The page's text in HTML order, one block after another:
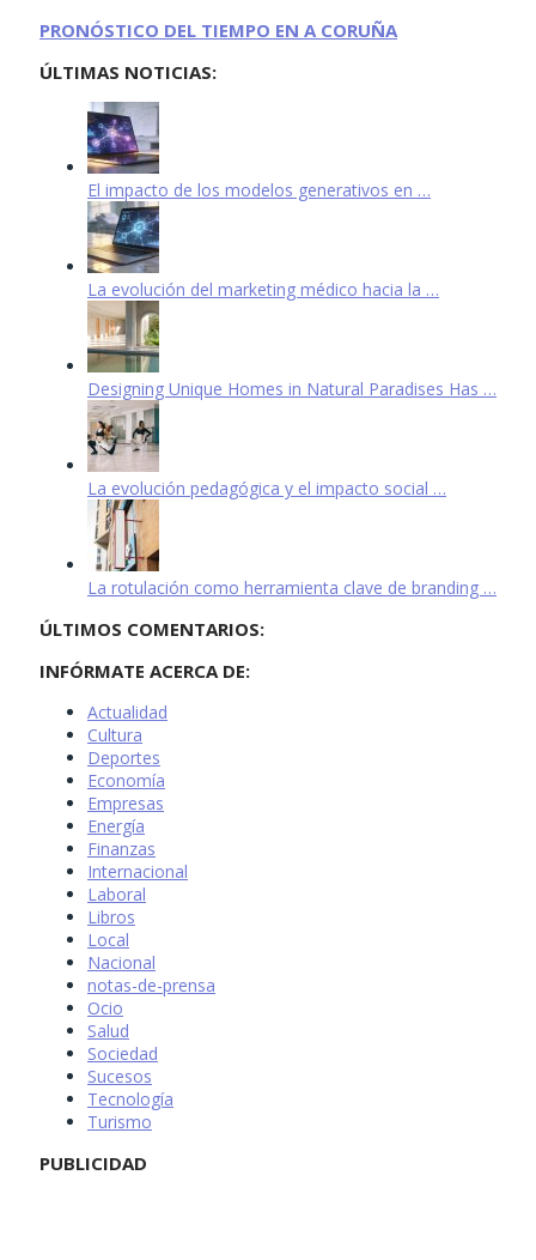
PRONÓSTICO DEL TIEMPO EN A CORUÑA
ÚLTIMAS NOTICIAS:
El impacto de los modelos generativos en …
La evolución del marketing médico hacia la …
Designing Unique Homes in Natural Paradises Has …
La evolución pedagógica y el impacto social …
La rotulación como herramienta clave de branding …
ÚLTIMOS COMENTARIOS:
INFÓRMATE ACERCA DE:
Actualidad
Cultura
Deportes
Economía
Empresas
Energía
Finanzas
Internacional
Laboral
Libros
Local
Nacional
notas-de-prensa
Ocio
Salud
Sociedad
Sucesos
Tecnología
Turismo
PUBLICIDAD